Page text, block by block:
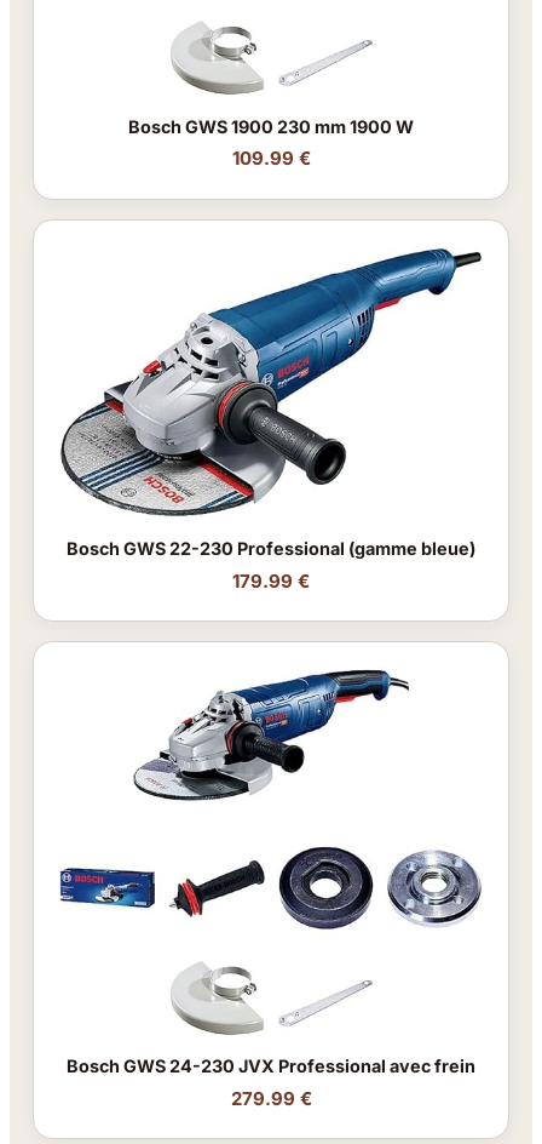
Bosch GWS 1900 230 mm 1900 W
109.99 €
Bosch GWS 22-230 Professional (gamme bleue)
179.99 €
Bosch GWS 24-230 JVX Professional avec frein
279.99 €